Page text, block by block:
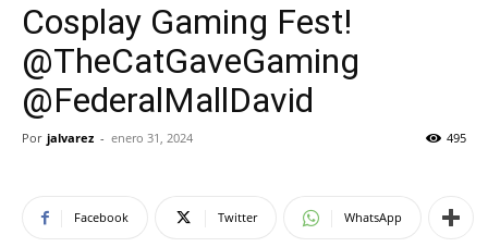
Cosplay Gaming Fest!
@TheCatGaveGaming
@FederalMallDavid
Por jalvarez - enero 31, 2024 495
Facebook Twitter WhatsApp